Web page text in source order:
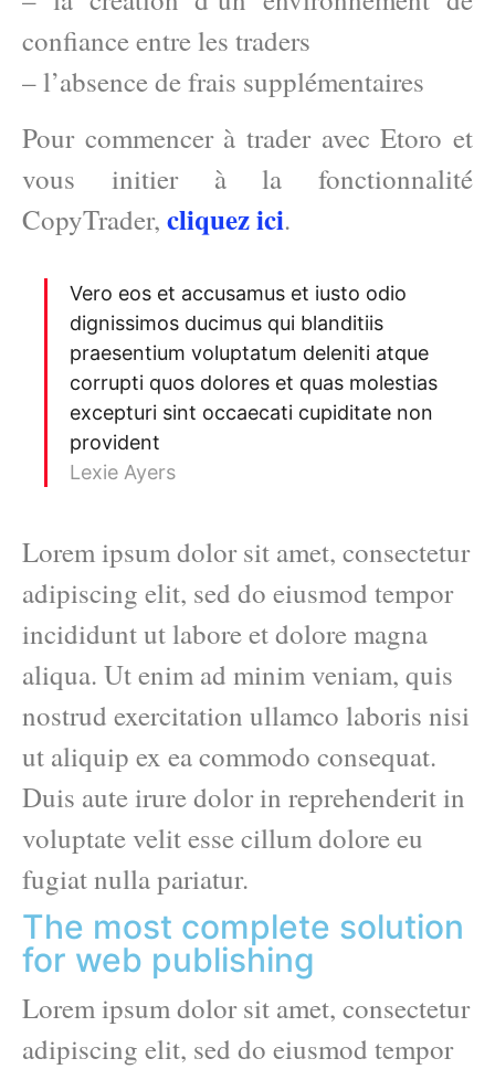
confiance entre les traders
– l’absence de frais supplémentaires
Pour commencer à trader avec Etoro et
vous initier à la fonctionnalité
CopyTrader, cliquez ici.
Vero eos et accusamus et iusto odio
dignissimos ducimus qui blanditiis
praesentium voluptatum deleniti atque
corrupti quos dolores et quas molestias
excepturi sint occaecati cupiditate non
provident
Lexie Ayers
Lorem ipsum dolor sit amet, consectetur
adipiscing elit, sed do eiusmod tempor
incididunt ut labore et dolore magna
aliqua. Ut enim ad minim veniam, quis
nostrud exercitation ullamco laboris nisi
ut aliquip ex ea commodo consequat.
Duis aute irure dolor in reprehenderit in
voluptate velit esse cillum dolore eu
fugiat nulla pariatur.
The most complete solution
for web publishing
Lorem ipsum dolor sit amet, consectetur
adipiscing elit, sed do eiusmod tempor